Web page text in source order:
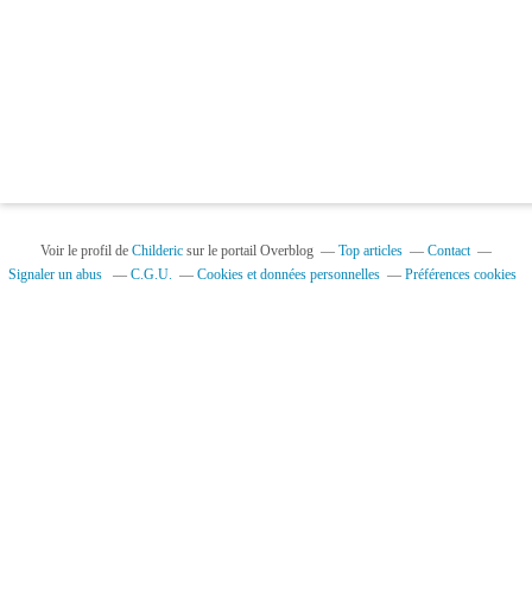
Voir le profil de Childeric sur le portail Overblog Top articles
Contact
Signaler un abus
C.G.U. Cookies et données personnelles Préférences cookies